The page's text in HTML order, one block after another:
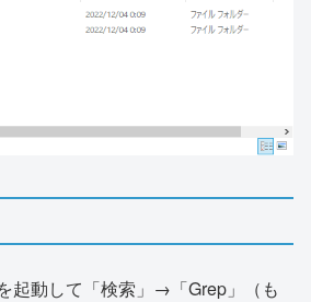
起動して「検索」→「Grep」（も